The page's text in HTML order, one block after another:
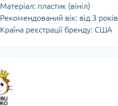
Матеріал: пластик (вініл)
Рекомендований вік: від 3 років
Країна реєстрації бренду: США